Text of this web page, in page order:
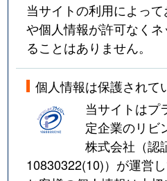
当サイトの利用によっ
や個人情報が許可なく
ることはありません。
個人情報は保護されて
当サイトはプ
定企業のリビ
株式会社（認
10830322(10)）が運営